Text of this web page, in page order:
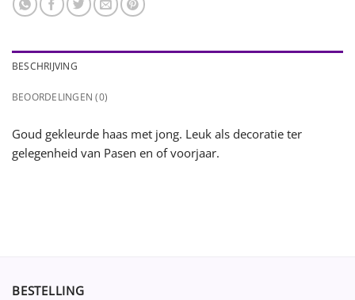
BESCHRIJVING
BEOORDELINGEN (0)
Goud gekleurde haas met jong. Leuk als decoratie ter
gelegenheid van Pasen en of voorjaar.
BESTELLING